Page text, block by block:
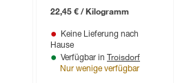
22,45 € / Kilogramm
Keine Lieferung nach
Hause
Verfügbar in Troisdorf
Nur wenige verfügbar